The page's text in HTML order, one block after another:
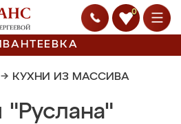
0
→ КУХНИ ИЗ МАССИВА
"Руслана"